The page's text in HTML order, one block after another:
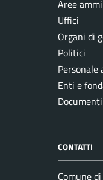
Aree
Uffici
Organi di
Politici
Enti e
CONTATTI
Comune